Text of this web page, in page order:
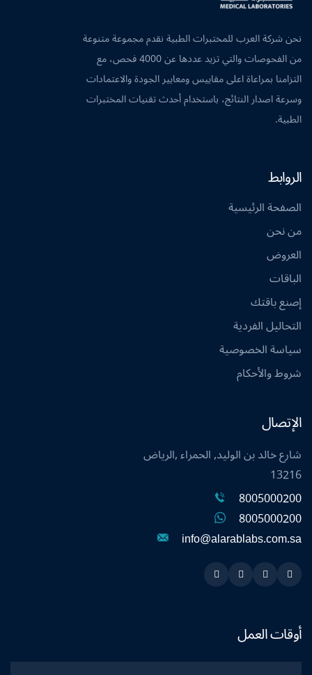
نحن شركة العرب للمختبرات الطبية نقدم مجموعة متنوعة
من الفحوصات والتي تزيد عددها عن 4000 فحص، مع
التزامنا بمراعاة اعلى مقاييس ومعايير الجودة والاعتمادات
وسرعة اصدار النتائج، باستخدام أحدث تقنيات المختبرات
الطبية.
الروابط
الصفحة الرئيسية
من نحن
العروض
الباقات
إصنع باقتك
التحاليل الفردية
سياسة الخصوصية
شروط والأحكام
الإتصال
شارع خالد بن الوليد, الحمراء ,الرياض
13216
8005000200
8005000200
info@alarablabs.com.sa
Snapchat
Twitter
Linkedin
Instagram
أوقات العمل